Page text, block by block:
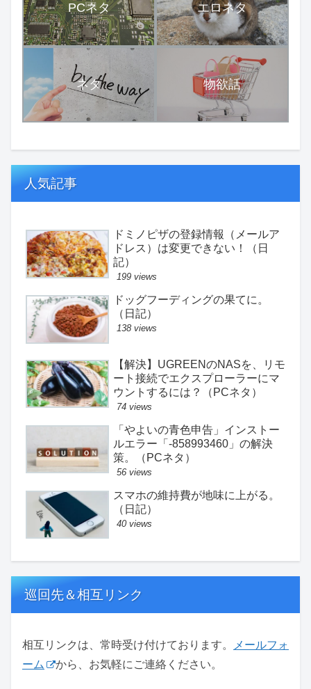
PCネタ エロネタ
ネタ 物欲話
人気記事
ドミノピザの登録情報（メールア
ドレス）は変更できない！（日
記）
199 views
ドッグフーディングの果てに。
（日記）
138 views
【解決】UGREENのNASを、リモ
ート接続でエクスプローラーにマ
ウントするには？（PCネタ）
74 views
「やよいの青色申告」インストー
ルエラー「-858993460」の解決
策。（PCネタ）
56 views
スマホの維持費が地味に上がる。
（日記）
40 views
巡回先＆相互リンク
相互リンクは、常時受け付けております。
メールフォ
ーム
から、お気軽にご連絡ください。